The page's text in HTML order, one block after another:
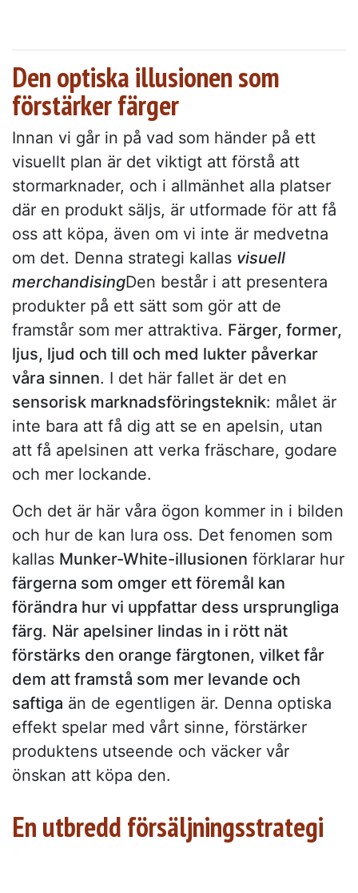
Den optiska illusionen som
förstärker färger
Innan vi går in på vad som händer på ett
visuellt plan är det viktigt att förstå att
stormarknader, och i allmänhet alla platser
där en produkt säljs, är utformade för att få
oss att köpa, även om vi inte är medvetna
om det. Denna strategi kallas visuell
merchandisingDen består i att presentera
produkter på ett sätt som gör att de
framstår som mer attraktiva. Färger, former,
ljus, ljud och till och med lukter påverkar
våra sinnen. I det här fallet är det en
sensorisk marknadsföringsteknik: målet är
inte bara att få dig att se en apelsin, utan
att få apelsinen att verka fräschare, godare
och mer lockande.
Och det är här våra ögon kommer in i bilden
och hur de kan lura oss. Det fenomen som
kallas Munker-White-illusionen förklarar hur
färgerna som omger ett föremål kan
förändra hur vi uppfattar dess ursprungliga
färg. När apelsiner lindas in i rött nät
förstärks den orange färgtonen, vilket får
dem att framstå som mer levande och
saftiga än de egentligen är. Denna optiska
effekt spelar med vårt sinne, förstärker
produktens utseende och väcker vår
önskan att köpa den.
En utbredd försäljningsstrategi